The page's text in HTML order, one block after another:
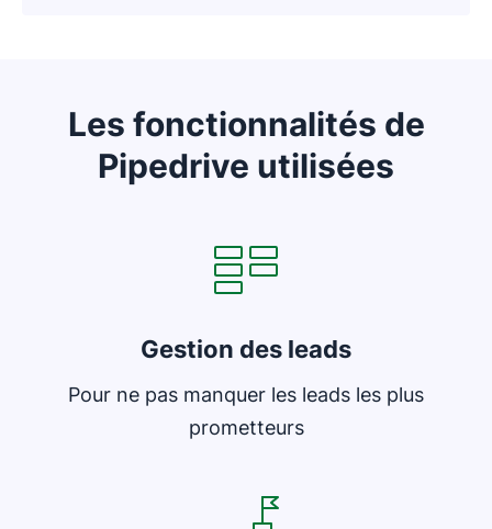
Les fonctionnalités de
Pipedrive utilisées
Gestion des leads
Pour ne pas manquer les leads les plus
prometteurs